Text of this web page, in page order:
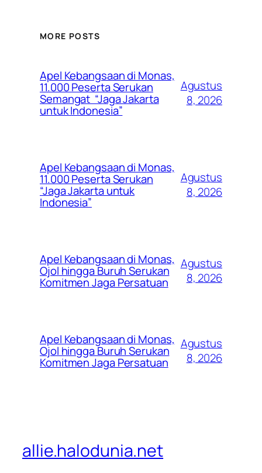
MORE POSTS
Apel Kebangsaan di Monas,
11.000 Peserta Serukan
Semangat “Jaga Jakarta
untuk Indonesia”
Agustus
8, 2026
Apel Kebangsaan di Monas,
11.000 Peserta Serukan
“Jaga Jakarta untuk
Indonesia”
Agustus
8, 2026
Apel Kebangsaan di Monas,
Ojol hingga Buruh Serukan
Komitmen Jaga Persatuan
Agustus
8, 2026
Apel Kebangsaan di Monas,
Ojol hingga Buruh Serukan
Komitmen Jaga Persatuan
Agustus
8, 2026
allie.halodunia.net